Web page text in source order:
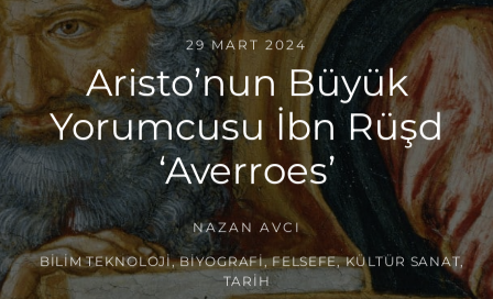
29 MART 2024
Aristo’nun Büyük
Yorumcusu İbn Rüşd
‘Averroes’
NAZAN AVCI
BILIM TEKNOLOJI,BIYOGRAFI,FELSEFE,KÜLTÜR SANAT ,
TARIH